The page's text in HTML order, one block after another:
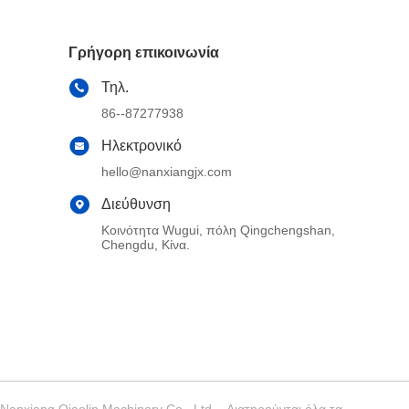
Γρήγορη επικοινωνία
Τηλ.
86--87277938
Ηλεκτρονικό
hello@nanxiangjx.com
Διεύθυνση
Κοινότητα Wugui, πόλη Qingchengshan,
Chengdu, Κίνα.